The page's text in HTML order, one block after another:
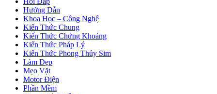
Hướng Dẫn
Khoa Học – Công Nghệ
Kiến Thức Chung
Kiến Thức Chứng Khoáng
Kiến Thức Pháp Lý
Kiến Thức Phong Thủy Sim
Làm Đẹp
Mẹo Vặt
Motor Điện
Phần Mềm